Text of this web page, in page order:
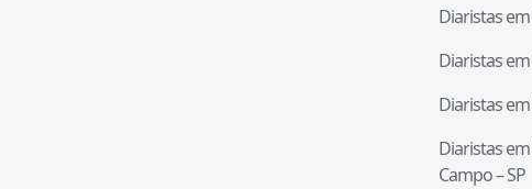
Diaristas em
Diaristas em
Diaristas em
Diaristas em
Campo–SP